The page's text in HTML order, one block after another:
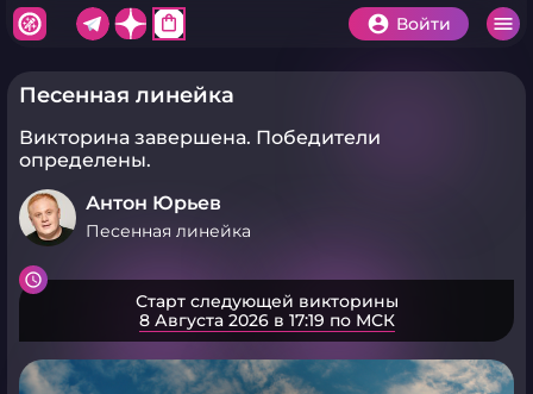
shopping_bag Войти
Песенная линейка
Викторина завершена. Победители
определены.
Антон Юрьев
Песенная линейка
Старт следующей викторины
8 Августа 2026 в 17:19 по МСК